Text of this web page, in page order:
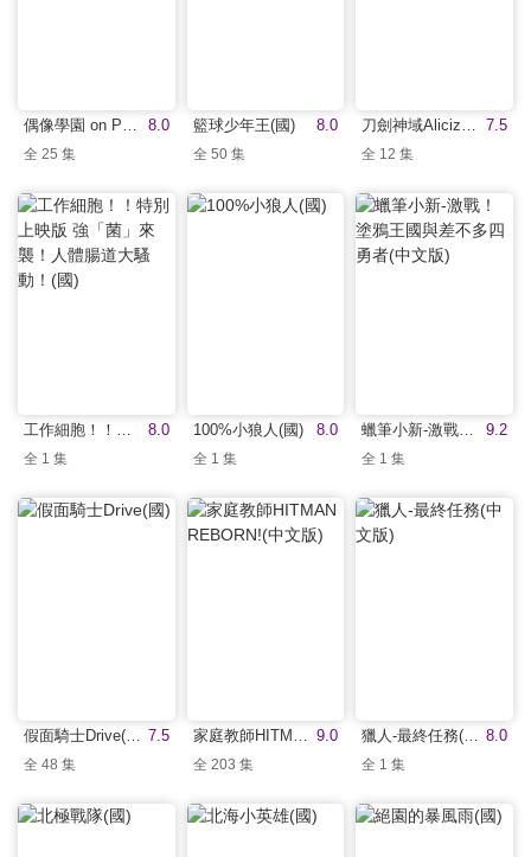
8.0
全 25 集
8.0
籃球少年王(國)
全 50 集
7.5
全 12 集
8.0
工作細胞！！特別上映版 強「菌」來襲！人體腸道大騷動！(國)
全 1 集
8.0
100%小狼人(國)
全 1 集
9.2
蠟筆小新-激戰！塗鴉王國與差不多四勇者(中文版)
全 1 集
7.5
假面騎士Drive(國)
全 48 集
9.0
家庭教師HITMAN REBORN!(中文版)
全 203 集
8.0
獵人-最終任務(中文版)
全 1 集